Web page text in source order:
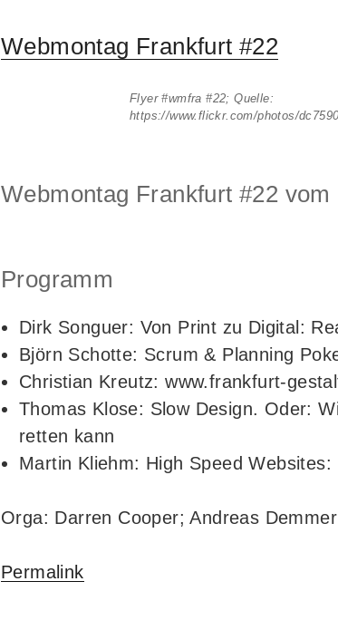
Webmontag Frankfurt #22
Flyer #wmfra #22; Quelle:
https://www.flickr.com/photos/
Webmontag Frankfurt #22
Programm
Dirk Songuer: Von Print zu Digital:
Björn Schotte: Scrum & Planning
Christian Kreutz: www.frankfurt-
Thomas Klose: Slow Design. Oder:
retten kann
Martin Kliehm: High Speed
Orga: Darren Cooper; Andreas
Permalink